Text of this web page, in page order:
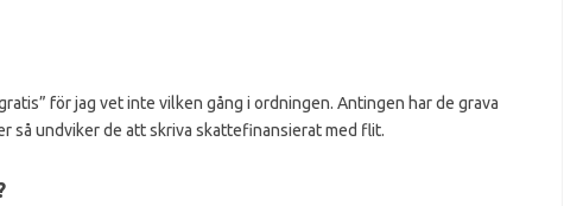
för jag vet inte vilken gång i ordningen. Antingen har de grava
så undviker de att skriva skattefinansierat med flit.